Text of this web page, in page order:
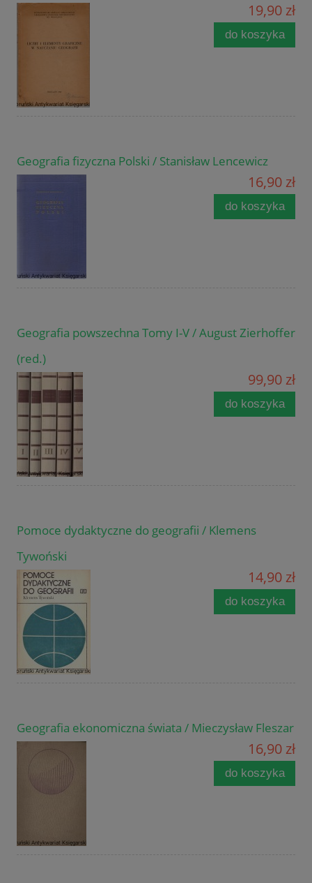
19,90 zł
do koszyka
Geografia fizyczna Polski / Stanisław Lencewicz
16,90 zł
do koszyka
Geografia powszechna Tomy I-V / August Zierhoffer
(red.)
99,90 zł
do koszyka
Pomoce dydaktyczne do geografii / Klemens
Tywoński
14,90 zł
do koszyka
Geografia ekonomiczna świata / Mieczysław Fleszar
16,90 zł
do koszyka